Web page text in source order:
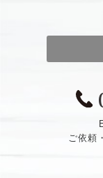
ご依頼